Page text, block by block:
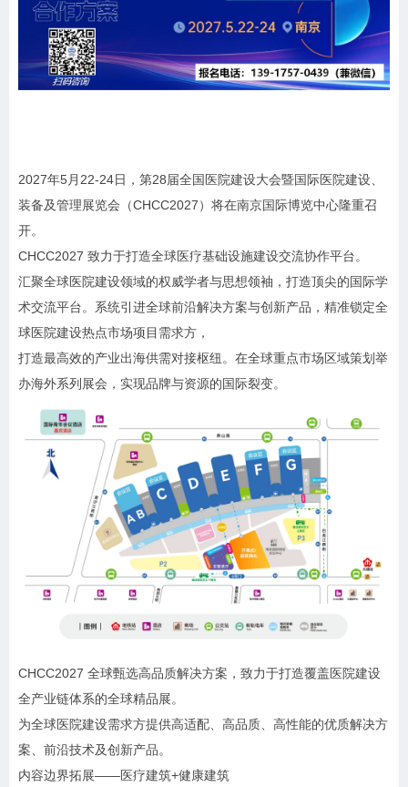
2027年5月22-24日，第28届全国医院建设大会暨国际医院建设、
装备及管理展览会（CHCC2027）将在南京国际博览中心隆重召
开。
CHCC2027 致力于打造全球医疗基础设施建设交流协作平台。
汇聚全球医院建设领域的权威学者与思想领袖，打造顶尖的国际学
术交流平台。系统引进全球前沿解决方案与创新产品，精准锁定全
球医院建设热点市场项目需求方，
打造最高效的产业出海供需对接枢纽。在全球重点市场区域策划举
办海外系列展会，实现品牌与资源的国际裂变。
CHCC2027 全球甄选高品质解决方案，致力于打造覆盖医院建设
全产业链体系的全球精品展。
为全球医院建设需求方提供高适配、高品质、高性能的优质解决方
案、前沿技术及创新产品。
内容边界拓展——医疗建筑+健康建筑